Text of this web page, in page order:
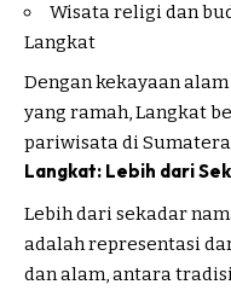
Wisata religi dan
Langkat
Dengan kekayaan
yang ramah, Langkat
pariwisata di
Langkat: Lebih dari
Lebih dari sekadar
adalah representasi
dan alam, antara